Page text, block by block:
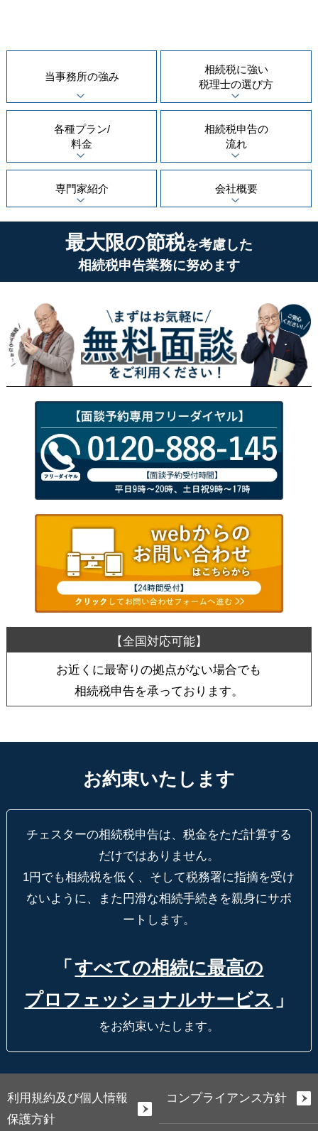
当事務所の強み
相続税に強い
税理士の選び方
各種プラン/
料金
相続税申告の
流れ
専門家紹介 会社概要
最大限の節税を考慮した
相続税申告業務に努めます
お近くに最寄りの拠点がない場合でも
相続税申告を承っております。
お約束いたします
チェスターの相続税申告は、税金をただ計算する
だけではありません。
1円でも相続税を低く、そして税務署に指摘を受け
ないように、
また円滑な相続手続きを親身にサポ
ートします。
「 すべての相続に最高の
プロフェッショナルサービス 」
をお約束いたします。
利用規約及び個人情報
保護方針
コンプライアンス方針